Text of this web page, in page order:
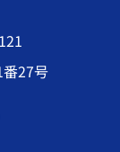
27号